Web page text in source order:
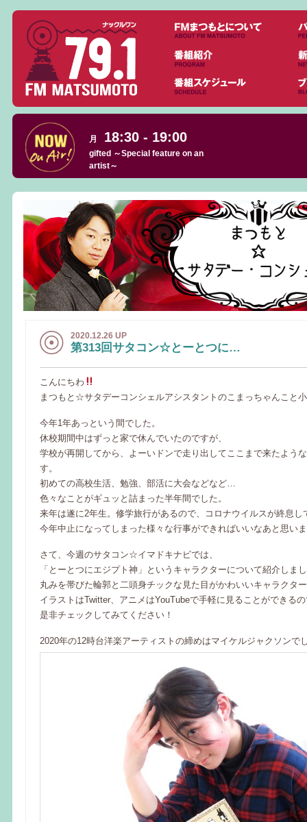
月 18:30 - 19:00
gifted ～Special feature on an
artist～
2020.12.26 UP
第313回サタコン☆とーとつに…
こんにちわ
まつもと☆サタデーコンシェルアシスタントのこまっちゃんこと
今年1年あっという間でした。
休校期間中はずっと家で休んでいたのですが、
学校が再開してから、よーいドンで走り出してここまで来たよう
す。
初めての高校生活、勉強、部活に大会などなど…
色々なことがギュッと詰まった半年間でした。
来年は遂に2年生。修学旅行があるので、コロナウイルスが終息し
今年中止になってしまった様々な行事ができればいいなあと思い
さて、今週のサタコン☆イマドキナビでは、
「とーとつにエジプト神」というキャラクターについて紹介しま
丸みを帯びた輪郭と二頭身チックな見た目がかわいいキャラクタ
イラストはTwitter、アニメはYouTubeで手軽に見ることができる
是非チェックしてみてください！
2020年の12時台洋楽アーティストの締めはマイケルジャクソンで